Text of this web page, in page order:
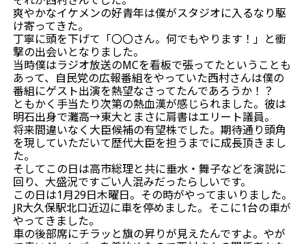
爽やかなイケメンの好青年は僕がスタジオに入るなり駆
け寄ってきた。
丁寧に頭を下げて「〇〇さん。何でもやります！」と衝
撃の出会いとなりました。
当時僕はラジオ放送のMCを看板で張ってたということも
あって、自民党の広報番組をやっていた西村さんは僕の
番組にゲスト出演を熱望なさってたんであろうか！？
ともかく手当たり次第の熱血漢が感じられました。彼は
明石出身で灘高→東大とまさに肩書はエリート議員。
将来間違いなく大臣候補の有望株でした。期待通り頭角
を現していただいて歴代大臣を担うまでに成長頂きまし
た。
そしてこの日は高市総理と共に垂水・舞子などを演説に
回り、大盛況ですごい人混みだったらしいです。
この日は1月29日木曜日。その時がやってまいりました。
JR大久保駅北口近辺に車を停めました。そこに1台の車が
やってきました。
車の後部席にチラッと旗の昇りが見えたんですよ。やが